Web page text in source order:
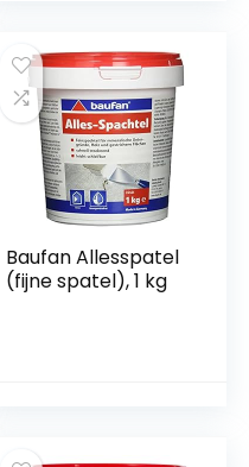
Baufan Allesspatel
(fijne spatel), 1 kg